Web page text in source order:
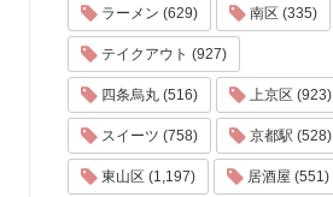
ラーメン (629) 南区 (335)
テイクアウト (927)
四条烏丸 (516) 上京区 (923)
スイーツ (758) 京都駅 (528)
東山区 (1,197) 居酒屋 (551)